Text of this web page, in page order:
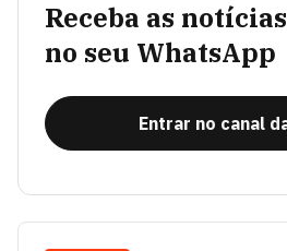
Receba as
no seu WhatsApp
Entrar no canal